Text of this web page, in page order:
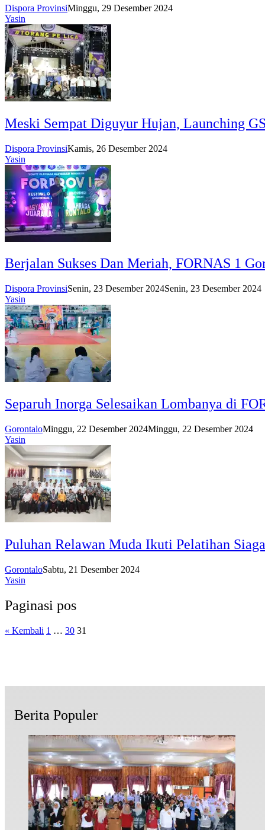
Dispora ProvinsiMinggu, 29 Desember 2024
Yasin
Meski Sempat Diguyur Hujan, Launching
Dispora ProvinsiKamis, 26 Desember 2024
Yasin
Berjalan Sukses Dan Meriah, FORNAS 1
Dispora ProvinsiSenin, 23 Desember 2024Senin, 23 Desember 2024
Yasin
Separuh Inorga Selesaikan Lombanya di
GorontaloMinggu, 22 Desember 2024Minggu, 22 Desember 2024
Yasin
Puluhan Relawan Muda Ikuti Pelatihan
GorontaloSabtu, 21 Desember 2024
Yasin
Paginasi pos
« Kembali 1 … 30 31
Berita Populer